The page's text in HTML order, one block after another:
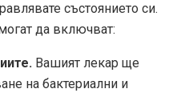
състоянието си.
да включват:
Вашият лекар ще
на бактериални и